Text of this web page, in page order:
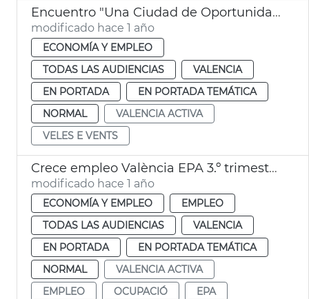
Encuentro "Una Ciudad de Oportunidades" de València Activa
modificado hace 1 año
ECONOMÍA Y EMPLEO
TODAS LAS AUDIENCIAS
VALENCIA
EN PORTADA
EN PORTADA TEMÁTICA
NORMAL
VALENCIA ACTIVA
VELES E VENTS
Crece empleo València EPA 3.º trimestre
modificado hace 1 año
ECONOMÍA Y EMPLEO
EMPLEO
TODAS LAS AUDIENCIAS
VALENCIA
EN PORTADA
EN PORTADA TEMÁTICA
NORMAL
VALENCIA ACTIVA
EMPLEO
OCUPACIÓ
EPA